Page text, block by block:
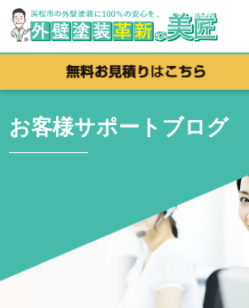
お客様サポートブログ